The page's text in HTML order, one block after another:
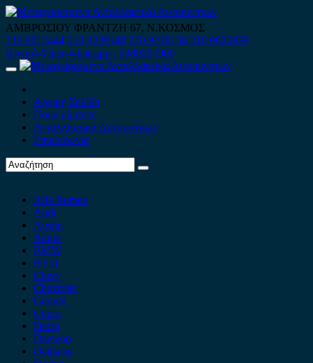
Skip
to
content
ΑΜΒΡΟΣΙΟΥ ΦΡΑΝΤΖΗ 67, Ν.ΚΟΣΜΟΣ
210 9012444 210 9239148 210 9238158 210 9026839
Κινητό-Viber-whatsapp : 6980507900
Primary
Αρχική Σελίδα
Ποιοί είμαστε
Ανταλλακτικά Αυτοκινήτων
Επικοινωνία
Alfa Romeo
Audi
Austin
Acura
BMW
BYD
Chery
Chevrolet
Citroen
Cupra
Dacia
Daewoo
Daihatsu